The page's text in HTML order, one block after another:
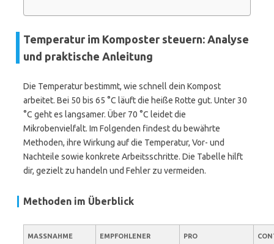
Temperatur im Komposter steuern: Analyse
und praktische Anleitung
Die Temperatur bestimmt, wie schnell dein Kompost
arbeitet. Bei 50 bis 65 °C läuft die heiße Rotte gut. Unter 30
°C geht es langsamer. Über 70 °C leidet die
Mikrobenvielfalt. Im Folgenden findest du bewährte
Methoden, ihre Wirkung auf die Temperatur, Vor- und
Nachteile sowie konkrete Arbeitsschritte. Die Tabelle hilft
dir, gezielt zu handeln und Fehler zu vermeiden.
Methoden im Überblick
MASSNAHME
EMPFOHLENER
PRO